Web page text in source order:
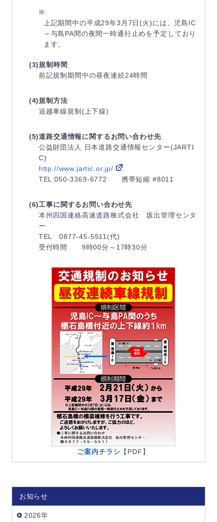
※
上記期間中の平成29年3月7日(火)には、児島IC
～与島PA間の夜間一時通行止めを予定しており
ます。
(3)規制時間
前記規制期間中の昼夜連続24時間
(4)規制方法
追越車線規制(上下線)
(5)道路交通情報に関するお問い合わせ先
公益財団法人 日本道路交通情報センター(JARTI
C)
http://www.jartic.or.jp/
TEL 050-3369-6772 携帯短縮 #8011
(6)工事に関するお問い合わせ先
本州四国連絡高速道路株式会社 坂出管理センタ
ー
TEL 0877-45-5511(代)
受付時間 9時00分～17時30分
ご案内チラシ 【PDF】
お知らせ
2026年